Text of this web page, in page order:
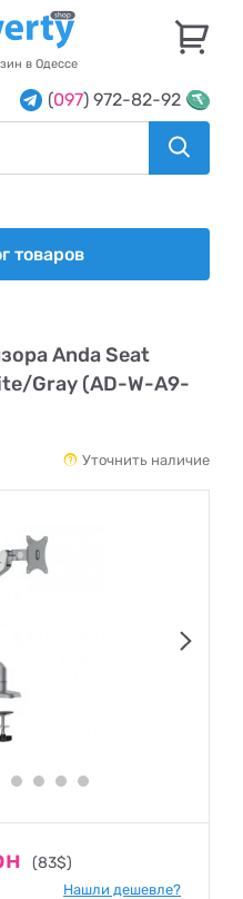
в Одессе
(097) 972-82-92
товаров
Anda Seat
Gray (AD-W-A9-
Уточнить наличие
(83$)
Нашли дешевле?